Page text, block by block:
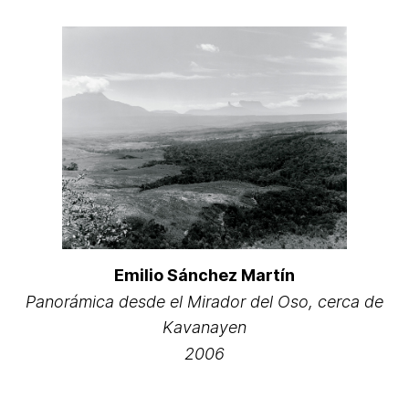
Emilio Sánchez Martín
Panorámica desde el Mirador del Oso, cerca de
Kavanayen
2006